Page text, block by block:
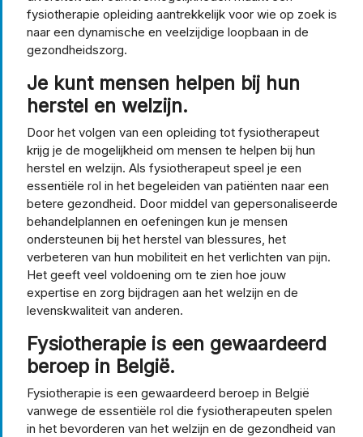
fysiotherapie opleiding aantrekkelijk voor wie op zoek is
naar een dynamische en veelzijdige loopbaan in de
gezondheidszorg.
Je kunt mensen helpen bij hun
herstel en welzijn.
Door het volgen van een opleiding tot fysiotherapeut
krijg je de mogelijkheid om mensen te helpen bij hun
herstel en welzijn. Als fysiotherapeut speel je een
essentiële rol in het begeleiden van patiënten naar een
betere gezondheid. Door middel van gepersonaliseerde
behandelplannen en oefeningen kun je mensen
ondersteunen bij het herstel van blessures, het
verbeteren van hun mobiliteit en het verlichten van pijn.
Het geeft veel voldoening om te zien hoe jouw
expertise en zorg bijdragen aan het welzijn en de
levenskwaliteit van anderen.
Fysiotherapie is een gewaardeerd
beroep in België.
Fysiotherapie is een gewaardeerd beroep in België
vanwege de essentiële rol die fysiotherapeuten spelen
in het bevorderen van het welzijn en de gezondheid van